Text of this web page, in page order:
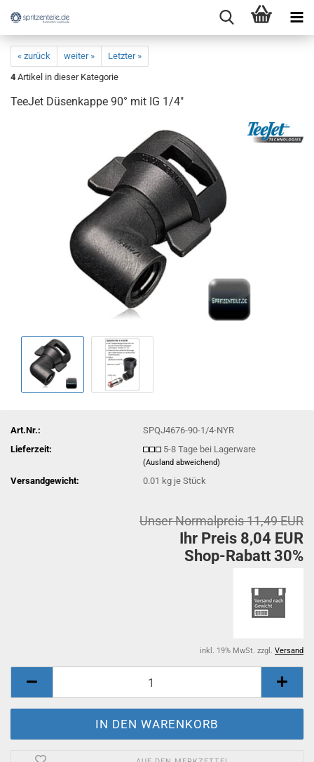
« zurück weiter »
Letzter »
4 Artikel in dieser Kategorie
TeeJet Düsenkappe 90° mit IG 1/4"
Art.Nr.:
SPQJ4676-90-1/4-NYR
Lieferzeit:
5-8 Tage bei Lagerware
(Ausland abweichend)
Versandgewicht: 0.01 kg je Stück
Unser Normalpreis 11,49 EUR
Ihr Preis 8,04 EUR
Shop-Rabatt 30%
inkl. 19% MwSt. zzgl. Versand